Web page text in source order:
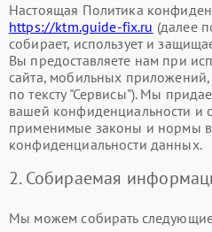
Настоящая Политика
https://ktm.guide-fix.ru (далее
собирает, использует и
Вы предоставляете нам при
сайта, мобильных приложений,
по тексту "Сервисы"). Мы
вашей конфиденциальности и
применимые законы и нормы в
конфиденциальности данных.
2. Собираемая
Мы можем собирать